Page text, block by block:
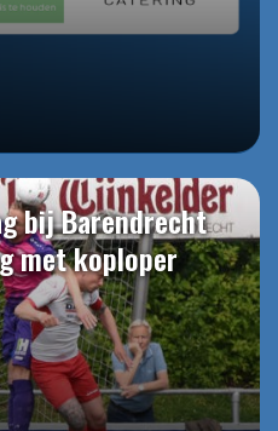
bij Barendrecht
met koploper